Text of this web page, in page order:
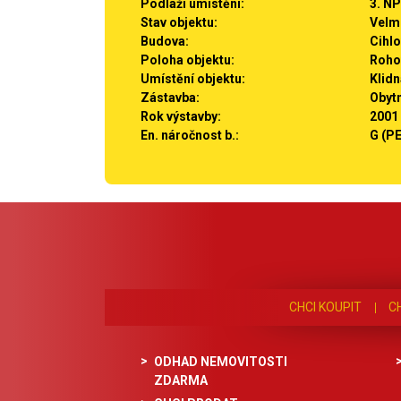
Podlaží umístění:
3. NP
Stav objektu:
Budova:
Poloha objektu:
Umístění objektu:
Zástavba:
Rok výstavby:
2001
En. náročnost b.:
G
CHCI KOUPIT
ODHAD NEMOVITOSTI
ZDARMA